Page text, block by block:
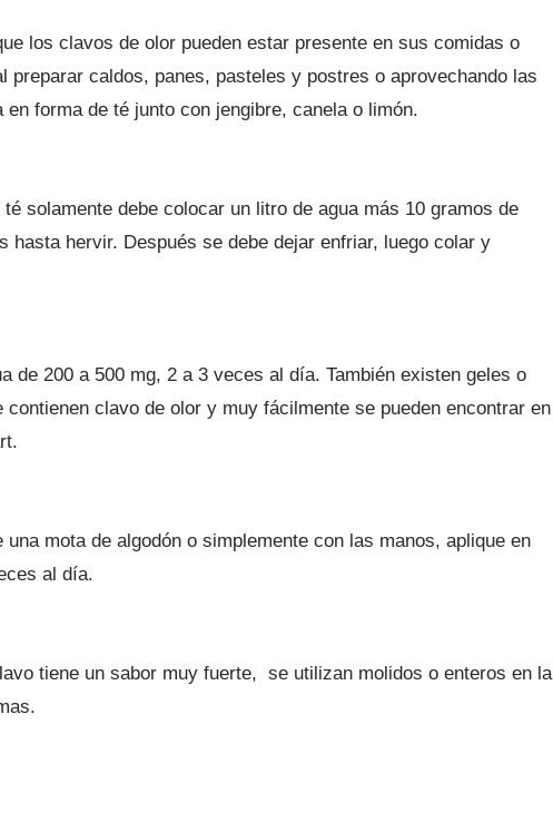
los clavos de olor pueden estar presente en sus comidas o
preparar caldos, panes, pasteles y postres o aprovechando las
forma de té junto con jengibre, canela o limón.
solamente debe colocar un litro de agua más 10 gramos de
hasta hervir. Después se debe dejar enfriar, luego colar y
de 200 a 500 mg, 2 a 3 veces al día. También existen geles o
clavo de olor y muy fácilmente se pueden encontrar en
una mota de algodón o simplemente con las manos, aplique en
al día.
tiene un sabor muy fuerte, se utilizan molidos o enteros en la